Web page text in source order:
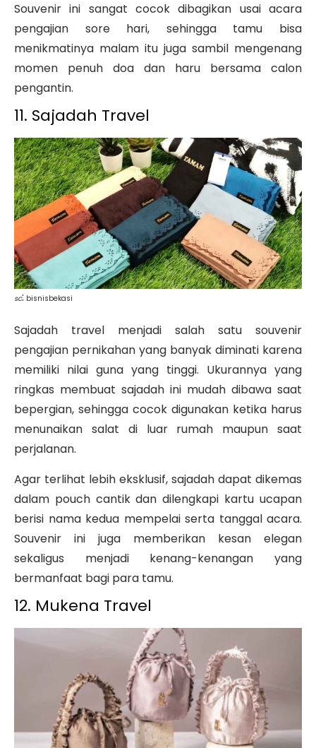
Souvenir ini sangat cocok dibagikan usai acara
pengajian sore hari, sehingga tamu bisa
menikmatinya malam itu juga sambil mengenang
momen penuh doa dan haru bersama calon
pengantin.
11. Sajadah Travel
sc: bisnisbekasi
Sajadah travel menjadi salah satu souvenir
pengajian pernikahan yang banyak diminati karena
memiliki nilai guna yang tinggi. Ukurannya yang
ringkas membuat sajadah ini mudah dibawa saat
bepergian, sehingga cocok digunakan ketika harus
menunaikan salat di luar rumah maupun saat
perjalanan.
Agar terlihat lebih eksklusif, sajadah dapat dikemas
dalam pouch cantik dan dilengkapi kartu ucapan
berisi nama kedua mempelai serta tanggal acara.
Souvenir ini juga memberikan kesan elegan
sekaligus menjadi kenang-kenangan yang
bermanfaat bagi para tamu.
12. Mukena Travel